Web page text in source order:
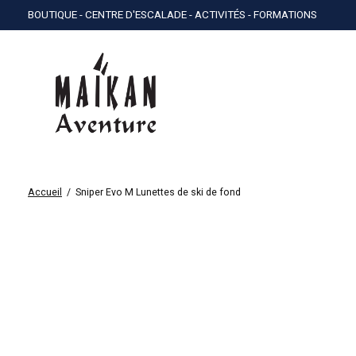
BOUTIQUE - CENTRE D'ESCALADE - ACTIVITÉS - FORMATIONS
Accueil / Sniper Evo M Lunettes de ski de fond